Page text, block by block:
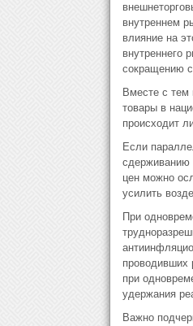
внутреннем
влияние на
внутреннего
сокращению
Вместе с тем
товары в
происходит
Если
сдерживанию
цен можно
усилить
При
проводивших
при
удержания
Важно